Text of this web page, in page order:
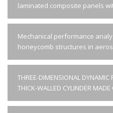
laminated composite panels
Mechanical performance
honeycomb structures in
THREE-DIMENSIONAL DYNAMIC
THICK-WALLED CYLINDER